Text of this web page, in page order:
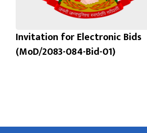
Invitation for Electronic Bids
(MoD/2083-084-Bid-01)